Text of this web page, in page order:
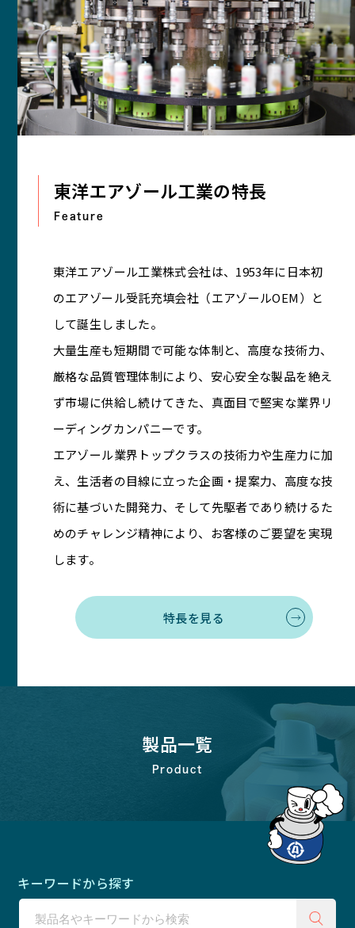
東洋エアゾール工業の特長
Feature
東洋エアゾール工業株式会社は、1953年に日本初
のエアゾール受託充填会社（エアゾールOEM）と
して誕生しました。
大量生産も短期間で可能な体制と、高度な技術力、
厳格な品質管理体制により、安心安全な製品を絶え
ず市場に供給し続けてきた、真面目で堅実な業界リ
ーディングカンパニーです。
エアゾール業界トップクラスの技術力や生産力に加
え、生活者の目線に立った企画・提案力、高度な技
術に基づいた開発力、そして先駆者であり続けるた
めのチャレンジ精神により、お客様のご要望を実現
します。
特長を見る
製品一覧
Product
キーワードから探す